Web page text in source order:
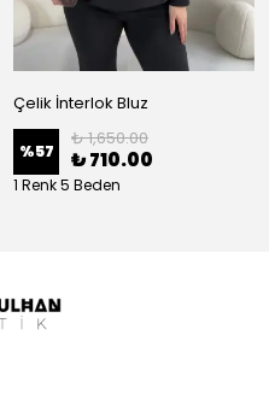
Çelik İnterlok Bluz
%57
₺ 1,650.00
₺ 710.00
1 Renk 5 Beden